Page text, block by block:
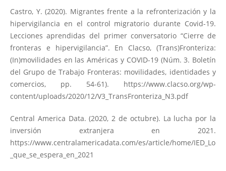
Castro, Y. (2020). Migrantes frente a la refronterización y la
hipervigilancia en el control migratorio durante Covid-19.
Lecciones aprendidas del primer conversatorio “Cierre de
fronteras e hipervigilancia”. En Clacso, (Trans)Fronteriza:
(In)movilidades en las Américas y COVID-19 (Núm. 3. Boletín
del Grupo de Trabajo Fronteras: movilidades, identidades y
comercios, pp. 54-61). https://www.clacso.org/wp-
content/uploads/2020/12/V3_TransFronteriza_N3.pdf
Central America Data. (2020, 2 de octubre). La lucha por la
inversión extranjera en 2021.
https://www.centralamericadata.com/es/article/home/IED_Lo
_que_se_espera_en_2021